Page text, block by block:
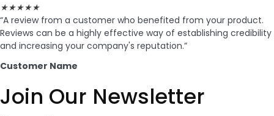
★★★★★
“A review from a customer who benefited from your product.
Reviews can be a highly effective way of establishing credibility
and increasing your company's reputation.”
Customer Name
Join Our Newsletter